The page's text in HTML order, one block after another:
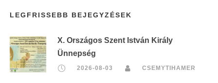
LEGFRISSEBB BEJEGYZÉSEK
X. Országos Szent István Király
Ünnepség
2026-08-03 CSEMYTIHAMER